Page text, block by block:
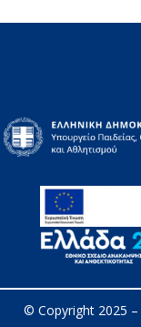
© Copyright 2025 –